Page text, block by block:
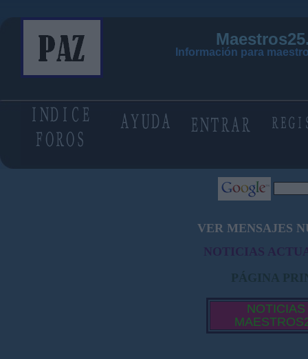
Información para
VER MENSAJES
NOTICIAS
PÁGINA
NOTICIAS